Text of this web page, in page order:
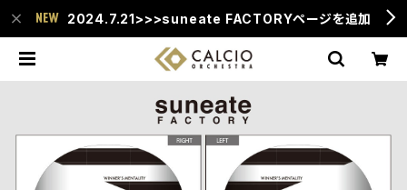
2024.7.21>>>suneate FACTORYページを追加